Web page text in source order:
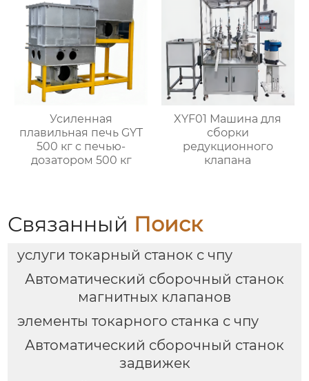
Усиленная
плавильная печь GYT
500 кг с печью-
дозатором 500 кг
XYF01 Машина для
сборки
редукционного
клапана
Связанный Поиск
услуги токарный станок с чпу
Автоматический сборочный станок
магнитных клапанов
элементы токарного станка с чпу
Автоматический сборочный станок
задвижек